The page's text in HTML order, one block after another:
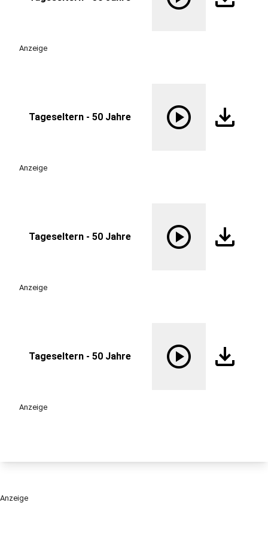
Anzeige
Tageseltern - 50 Jahre play_circle download
Anzeige
Tageseltern - 50 Jahre play_circle download
Anzeige
Tageseltern - 50 Jahre play_circle download
Anzeige
Anzeige